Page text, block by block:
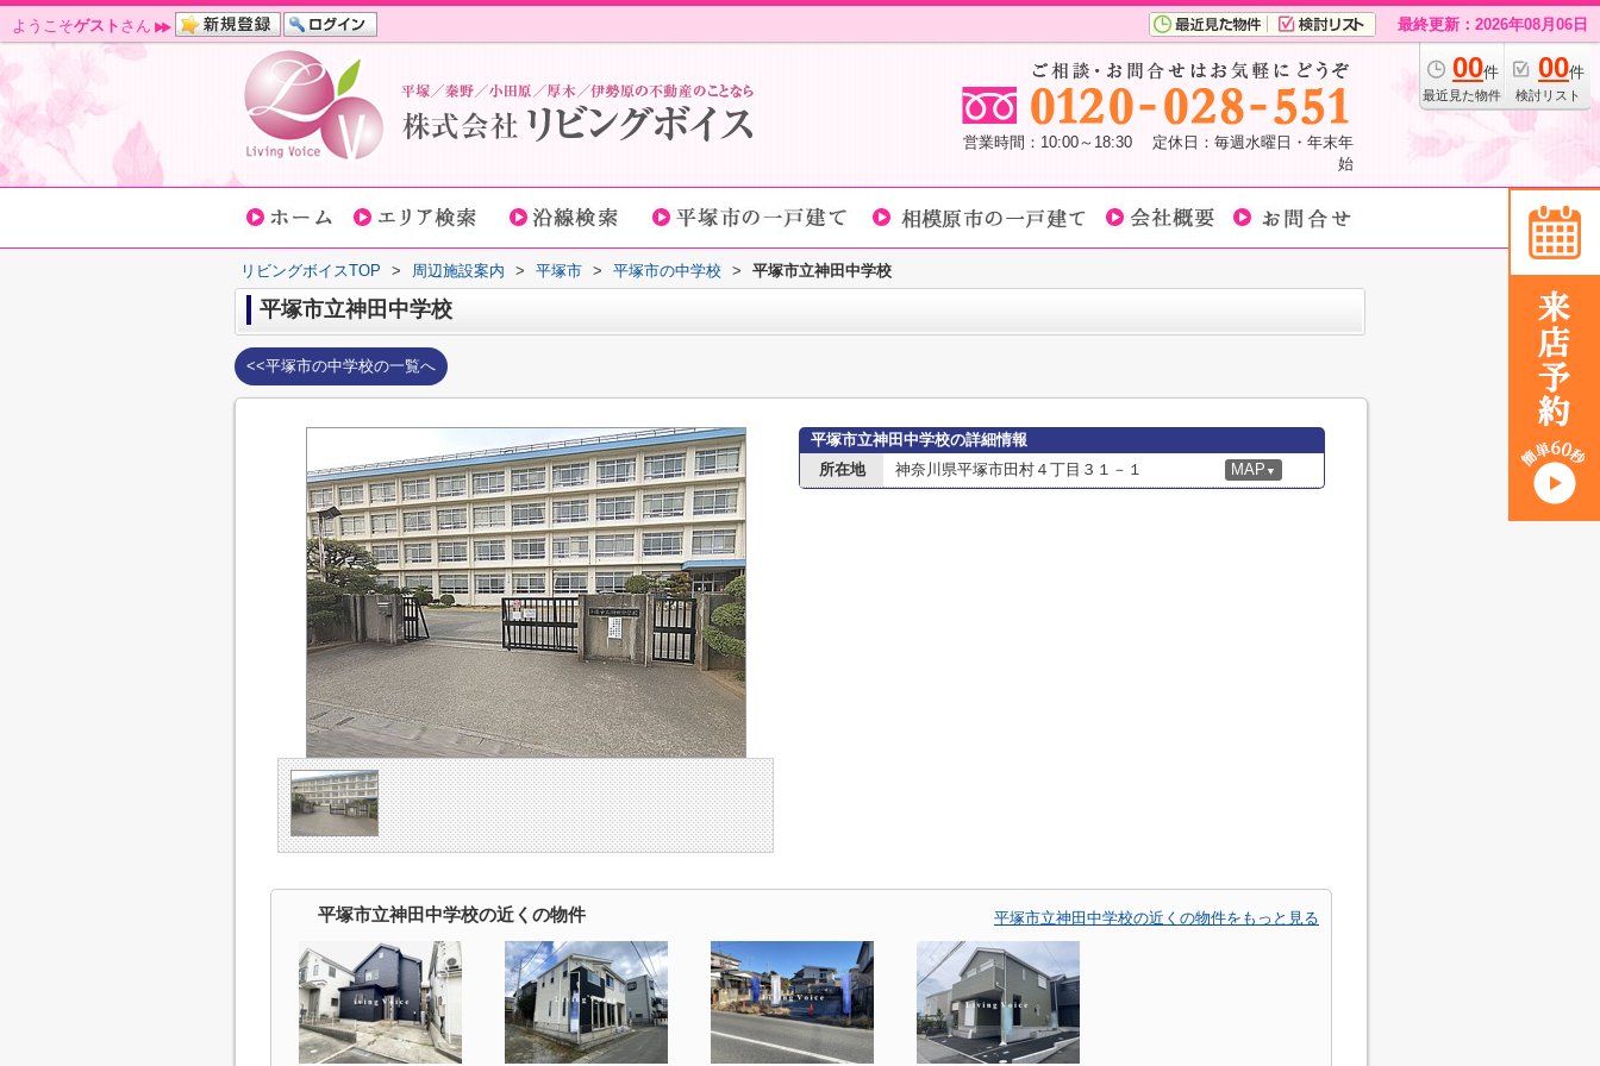
ようこそゲスト さん 最終更新：2026年08月06日
00件
最近見た物件
00件
検討リスト
営業時間：10:00～18:30 定休日：毎週水曜日・年末年
始
リビングボイスTOP > 周辺施設案内 > 平塚市 > 平塚市の中学校 > 平塚市立神田中学校
平塚市立神田中学校
<<平塚市の中学校の一覧へ
平塚市立神田中学校の詳細情報
所在地
神奈川県平塚市田村４丁目３１－１ MAP ▼
平塚市立神田中学校の近くの物件 平塚市立神田中学校の近くの物件をもっと見る